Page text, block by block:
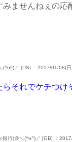
みませんねぇの応
(^o^)／ [US] ：2017/01/08(
それでケチつけ
銀行)＠＼(^o^)／ [GB] ：